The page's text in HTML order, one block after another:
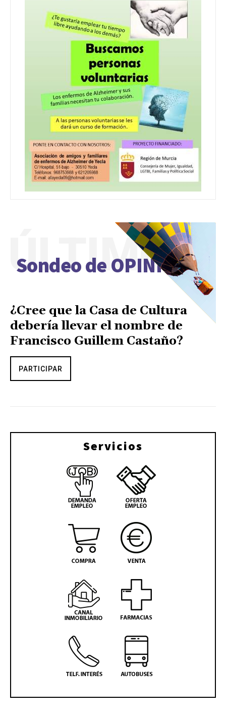
Sondeo de OPINIÓN
ÚLTIMO
¿Cree que la Casa de Cultura
debería llevar el nombre de
Francisco Guillem Castaño?
PARTICIPAR
Servicios